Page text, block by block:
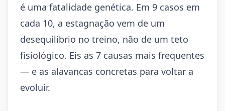
é uma fatalidade genética. Em 9 casos em
cada 10, a estagnação vem de um
desequilíbrio no treino, não de um teto
fisiológico. Eis as 7 causas mais frequentes
— e as alavancas concretas para voltar a
evoluir.